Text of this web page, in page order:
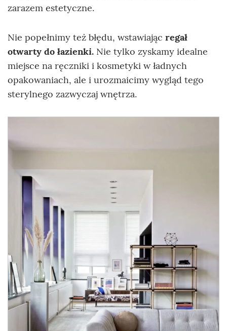
zarazem estetyczne.
Nie popełnimy też błędu, wstawiając regał
otwarty do łazienki. Nie tylko zyskamy idealne
miejsce na ręczniki i kosmetyki w ładnych
opakowaniach, ale i urozmaicimy wygląd tego
sterylnego zazwyczaj wnętrza.